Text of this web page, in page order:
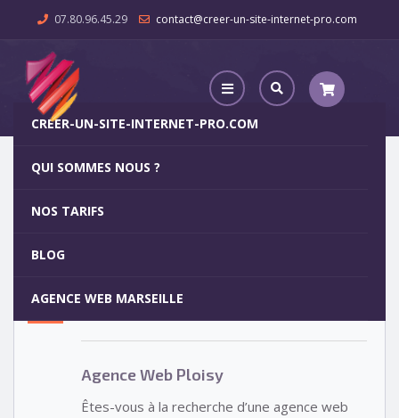
07.80.96.45.29 contact@creer-un-site-internet-pro.com
CREER-UN-SITE-INTERNET-PRO.COM
QUI SOMMES NOUS ?
NOS TARIFS
BLOG
AGENCE WEB MARSEILLE
Agence Web Ploisy
5
Votre site internet pour 29€
Agence Web Ploisy
Êtes-vous à la recherche d’une agence web